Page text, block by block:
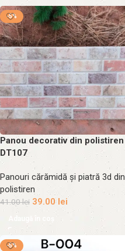
-5%
Panou decorativ din polistiren
DT107
Panouri cărămidă și piatră 3d din
polistiren
41.00lei 39.00lei
Adaugă în coș
-5%